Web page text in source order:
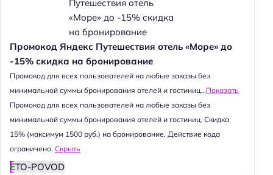
Промокод Яндекс Путешествия отель «Море» до
-15% скидка на бронирование
Промокод для всех пользователей на любые заказы без
минимальной суммы бронирования отелей и гостиниц...Показать
Промокод для всех пользователей на любые заказы без
минимальной суммы бронирования отелей и гостиниц. Скидка
15% (максимум 1500 руб.) на бронирование. Действие кода
ограничено. Скрыть
ETO-POVOD